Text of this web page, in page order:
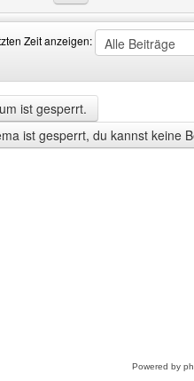
Zeit anzeigen:
ist gesperrt.
ist gesperrt, du kannst keine
Powered by